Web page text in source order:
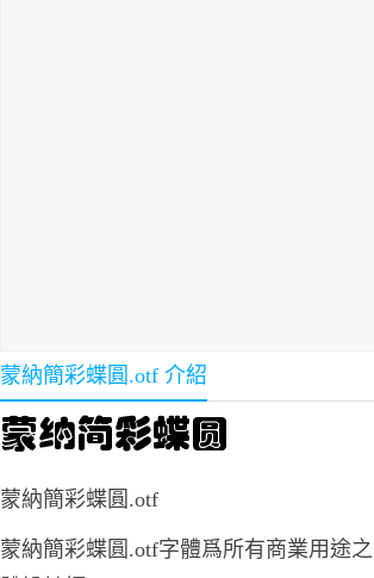
蒙納簡彩蝶圓.otf 介紹
蒙納簡彩蝶圓.otf
蒙納簡彩蝶圓.otf字體爲所有商業用途